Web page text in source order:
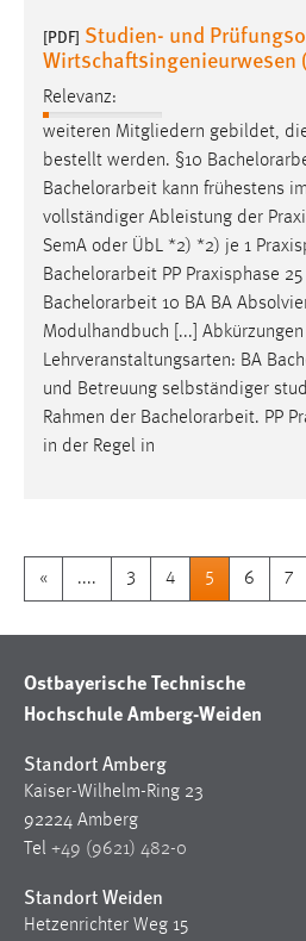
[PDF] Studien- und
Wirtschaftsingenieurwesen
Relevanz:
weiteren Mitgliedern gebildet,
bestellt werden. §10
Bachelorarbeit kann frühestens
vollständiger Ableistung der
SemA oder ÜbL *2) *2) je 1
Bachelorarbeit PP Praxisphase
Bachelorarbeit 10 BA BA
Modulhandbuch [...] Abkürzungen
Lehrveranstaltungsarten: BA
und Betreuung selbständiger
Rahmen der Bachelorarbeit. PP
in der Regel in
« .... 3 4 5 6 7
Ostbayerische Technische
Hochschule Amberg-Weiden
Standort Amberg
Kaiser-Wilhelm-Ring 23
92224 Amberg
Tel +49 (9621) 482-0
Standort Weiden
Hetzenrichter Weg 15